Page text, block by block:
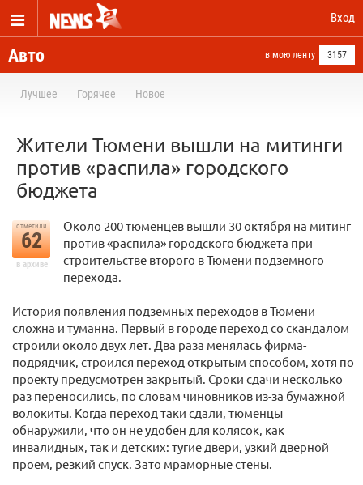
Вход
Авто в мою ленту 3157
Лучшее Горячее Новое
Жители Тюмени вышли на митинги
против «распила» городского
бюджета
отметили
62
в архиве
Около 200 тюменцев вышли 30 октября на митинг
против «распила» городского бюджета при
строительстве второго в Тюмени подземного
перехода.
История появления подземных переходов в Тюмени
сложна и туманна. Первый в городе переход со скандалом
строили около двух лет. Два раза менялась фирма-
подрядчик, строился переход открытым способом, хотя по
проекту предусмотрен закрытый. Сроки сдачи несколько
раз переносились, по словам чиновников из-за бумажной
волокиты. Когда переход таки сдали, тюменцы
обнаружили, что он не удобен для колясок, как
инвалидных, так и детских: тугие двери, узкий дверной
проем, резкий спуск. Зато мраморные стены.